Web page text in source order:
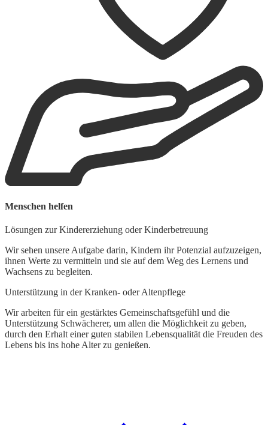
Menschen helfen
Lösungen zur Kindererziehung oder Kinderbetreuung
Wir sehen unsere Aufgabe darin, Kindern ihr Potenzial aufzuzeigen,
ihnen Werte zu vermitteln und sie auf dem Weg des Lernens und
Wachsens zu begleiten.
Unterstützung in der Kranken- oder Altenpflege
Wir arbeiten für ein gestärktes Gemeinschaftsgefühl und die
Unterstützung Schwächerer, um allen die Möglichkeit zu geben,
durch den Erhalt einer guten stabilen Lebensqualität die Freuden des
Lebens bis ins hohe Alter zu genießen.